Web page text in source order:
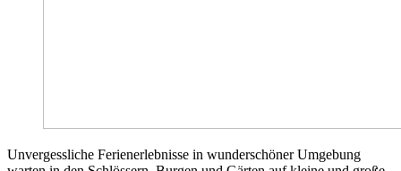
Unvergessliche Ferienerlebnisse in wunderschöner Umgebung